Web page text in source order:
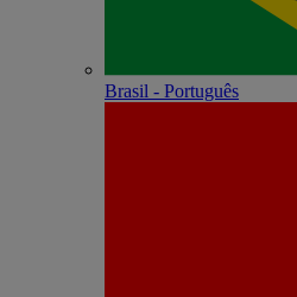
Brasil - Português